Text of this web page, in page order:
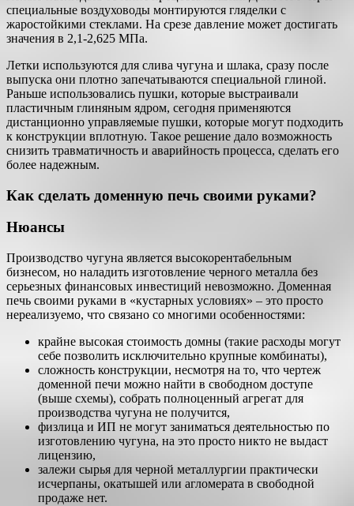
специальные воздуховоды монтируются гляделки с
жаростойкими стеклами. На срезе давление может достигать
значения в 2,1-2,625 МПа.
Летки используются для слива чугуна и шлака, сразу после
выпуска они плотно запечатываются специальной глиной.
Раньше использовались пушки, которые выстраивали
пластичным глиняным ядром, сегодня применяются
дистанционно управляемые пушки, которые могут подходить
к конструкции вплотную. Такое решение дало возможность
снизить травматичность и аварийность процесса, сделать его
более надежным.
Как сделать доменную печь своими руками?
Нюансы
Производство чугуна является высокорентабельным
бизнесом, но наладить изготовление черного металла без
серьезных финансовых инвестиций невозможно. Доменная
печь своими руками в «кустарных условиях» – это просто
нереализуемо, что связано со многими особенностями:
крайне высокая стоимость домны (такие расходы могут
себе позволить исключительно крупные комбинаты),
сложность конструкции, несмотря на то, что чертеж
доменной печи можно найти в свободном доступе
(выше схемы), собрать полноценный агрегат для
производства чугуна не получится,
физлица и ИП не могут заниматься деятельностью по
изготовлению чугуна, на это просто никто не выдаст
лицензию,
залежи сырья для черной металлургии практически
исчерпаны, окатышей или агломерата в свободной
продаже нет.